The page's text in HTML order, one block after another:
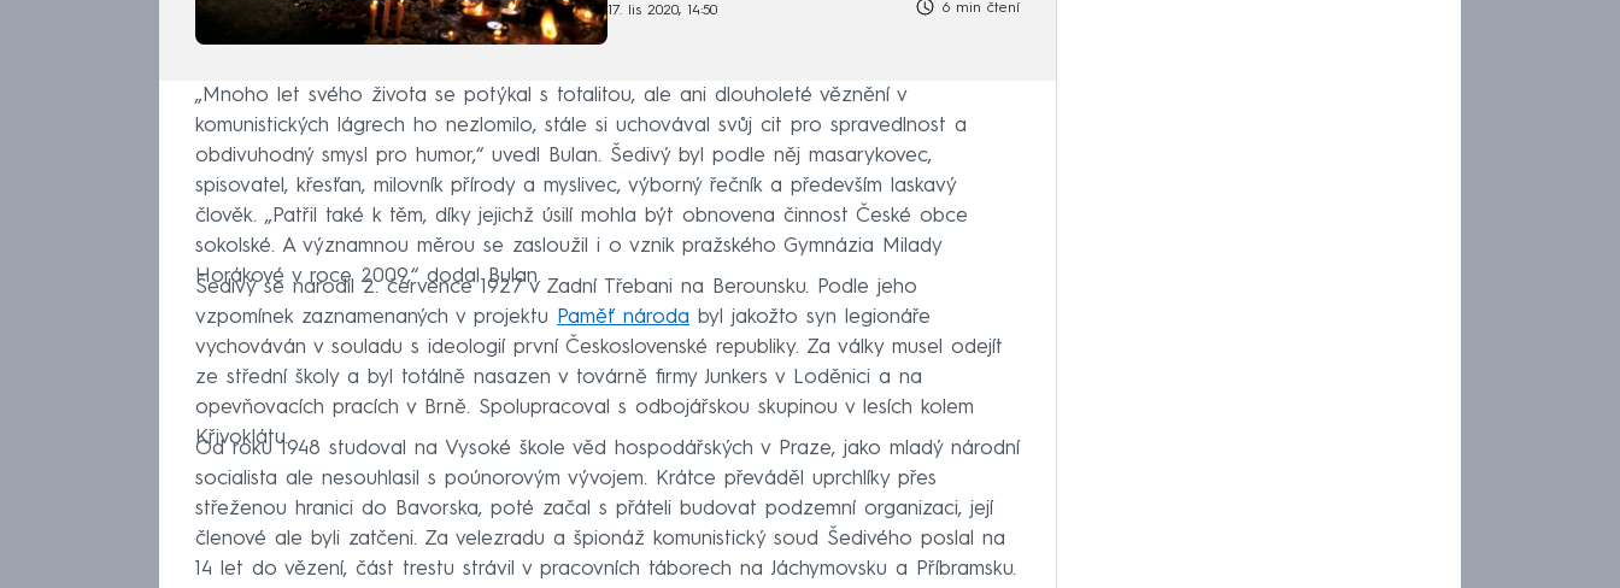
17. lis 2020, 14:50 6 min čtení
„Mnoho let svého života se potýkal s totalitou, ale ani dlouholeté věznění v
komunistických lágrech ho nezlomilo, stále si uchovával svůj cit pro spravedlnost a
obdivuhodný smysl pro humor,“ uvedl Bulan. Šedivý byl podle něj masarykovec,
spisovatel, křesťan, milovník přírody a myslivec, výborný řečník a především laskavý
člověk. „Patřil také k těm, díky jejichž úsilí mohla být obnovena činnost České obce
sokolské. A významnou měrou se zasloužil i o vznik pražského Gymnázia Milady
Horákové v roce 2009,“ dodal Bulan.
Šedivý se narodil 2. července 1927 v Zadní Třebani na Berounsku. Podle jeho
vzpomínek zaznamenaných v projektu
Paměť národa byl jakožto syn legionáře
vychováván v souladu s ideologií první Československé republiky. Za války musel odejít
ze střední školy a byl totálně nasazen v továrně firmy Junkers v Loděnici a na
opevňovacích pracích v Brně. Spolupracoval s odbojářskou skupinou v lesích kolem
Křivoklátu.
Od roku 1948 studoval na Vysoké škole věd hospodářských v Praze, jako mladý národní
socialista ale nesouhlasil s poúnorovým vývojem. Krátce převáděl uprchlíky přes
střeženou hranici do Bavorska, poté začal s přáteli budovat podzemní organizaci, její
členové ale byli zatčeni. Za velezradu a špionáž komunistický soud Šedivého poslal na
14 let do vězení, část trestu strávil v pracovních táborech na Jáchymovsku a Příbramsku.